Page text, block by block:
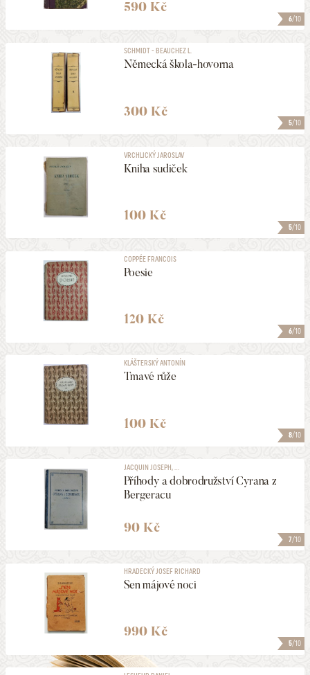
6/10
590 Kč
5/10
SCHMIDT - BEAUCHEZ L.
Německá škola-hovorna
300 Kč
5/10
VRCHLICKÝ JAROSLAV
Kniha sudiček
100 Kč
6/10
COPPÉE FRANCOIS
Poesie
120 Kč
8/10
KLÁŠTERSKÝ ANTONÍN
Tmavé růže
100 Kč
7/10
JACQUIN JOSEPH, ...
Příhody a dobrodružství Cyrana z
Bergeracu
90 Kč
5/10
HRADECKÝ JOSEF RICHARD
Sen májové noci
990 Kč